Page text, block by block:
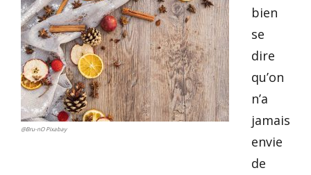
@Bru-nO Pixabay
bien
se
dire
qu’on
n’a
jamais
envie
de